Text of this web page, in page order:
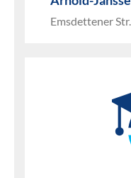
Emsdettener